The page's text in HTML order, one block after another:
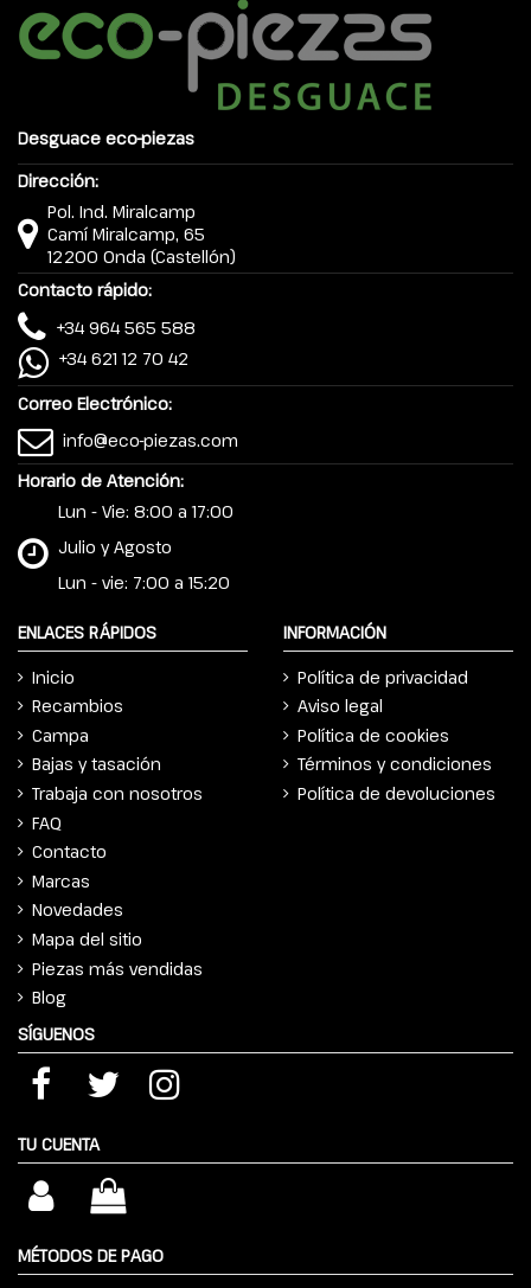
Desguace eco-piezas
Dirección:
Pol. Ind. Miralcamp
Camí Miralcamp, 65
12200 Onda (Castellón)
Contacto rápido:
+34 964 565 588
+34 621 12 70 42
Correo Electrónico:
info@eco-piezas.com
Horario de Atención:
Lun - Vie: 8:00 a 17:00
Julio y Agosto
Lun - vie: 7:00 a 15:20
ENLACES RÁPIDOS
Inicio
Recambios
Campa
Bajas y tasación
Trabaja con nosotros
FAQ
Contacto
Marcas
Novedades
Mapa del sitio
Piezas más vendidas
Blog
INFORMACIÓN
Política de privacidad
Aviso legal
Política de cookies
Términos y condiciones
Política de devoluciones
SÍGUENOS
TU CUENTA
MÉTODOS DE PAGO